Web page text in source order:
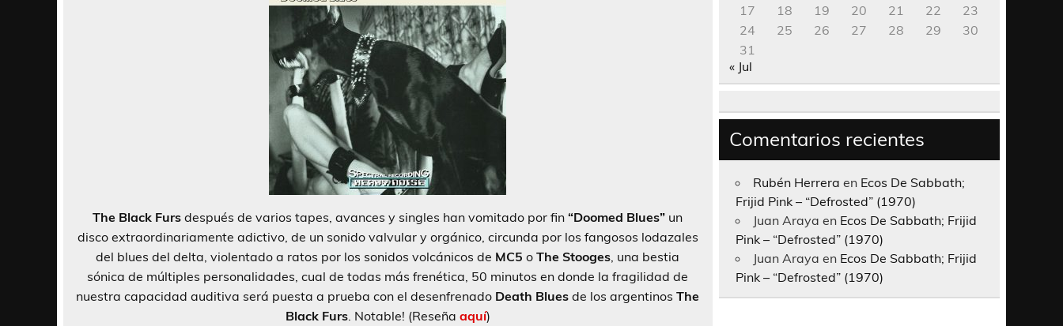
The Black Furs después de varios tapes, avances y singles han vomitado por fin“Doomed Blues” un
disco extraordinariamente adictivo, de un sonido valvular y orgánico, circunda por los fangosos lodazales
del blues del delta, violentado a ratos por los sonidos volcánicos de MC5 oThe Stooges, una bestia
sónica de múltiples personalidades, cual de todas más frenética, 50 minutos en donde la fragilidad de
nuestra capacidad auditiva será puesta a prueba con el desenfrenado Death Blues de los argentinosThe
Black Furs. Notable! (Reseña aquí)
17
18 19 20 21 22
23
24
25 26 27 28 29
30
31
« Jul
Comentarios recientes
Rubén Herrera en Ecos De Sabbath;
Frijid Pink – “Defrosted” (1970)
Juan Araya en Ecos De Sabbath; Frijid
Pink – “Defrosted” (1970)
Juan Araya en Ecos De Sabbath; Frijid
Pink – “Defrosted” (1970)